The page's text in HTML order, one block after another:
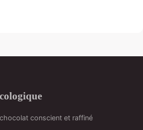
conscient et raffiné